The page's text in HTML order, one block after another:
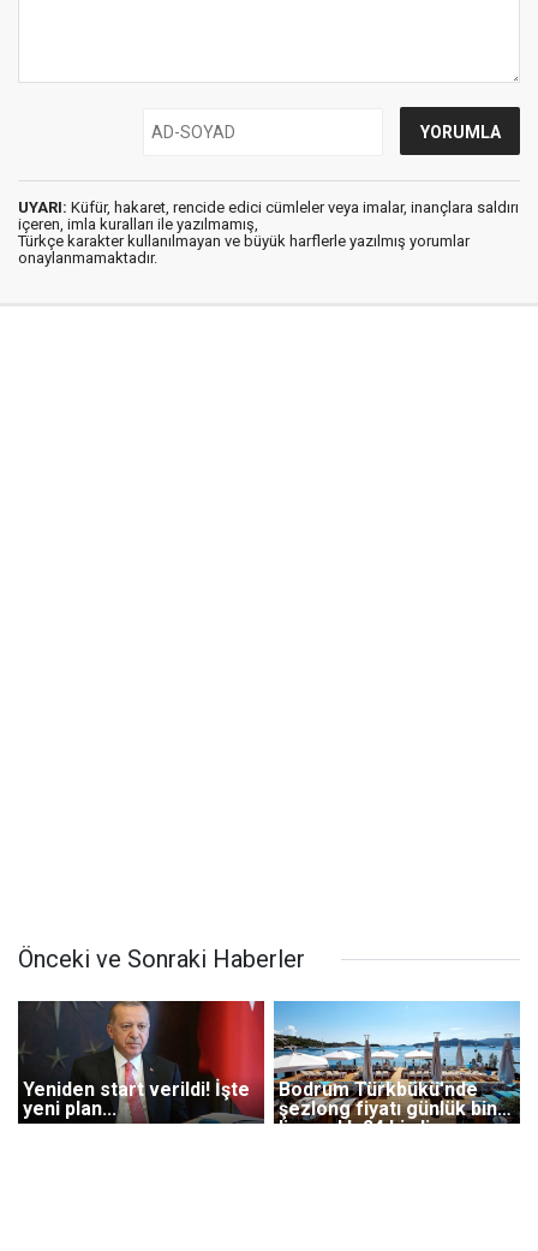
UYARI: Küfür, hakaret, rencide edici cümleler veya imalar, inançlara saldırı
içeren, imla kuralları ile yazılmamış,
Türkçe karakter kullanılmayan ve büyük harflerle yazılmış yorumlar
onaylanmamaktadır.
Önceki ve Sonraki Haberler
Yeniden start verildi! İşte
yeni plan...
Bodrum Türkbükü'nde
şezlong fiyatı günlük bin
lira, aylık 24 bin lira